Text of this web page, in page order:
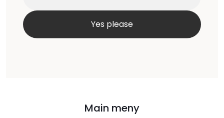
Main meny